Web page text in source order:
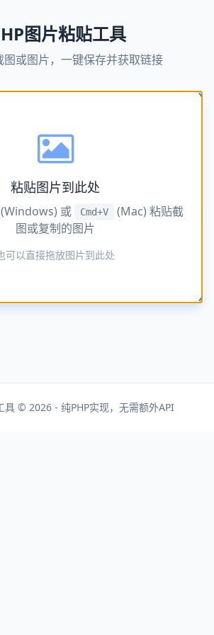
图片粘贴工具
图或图片，一键保存并获取链接
粘贴图片到此处
(Windows) 或 Cmd+V
(Mac) 粘贴截
图或复制的图片
可以直接拖放图片到此处
具 © 2026 - 纯PHP实现，无需额外API